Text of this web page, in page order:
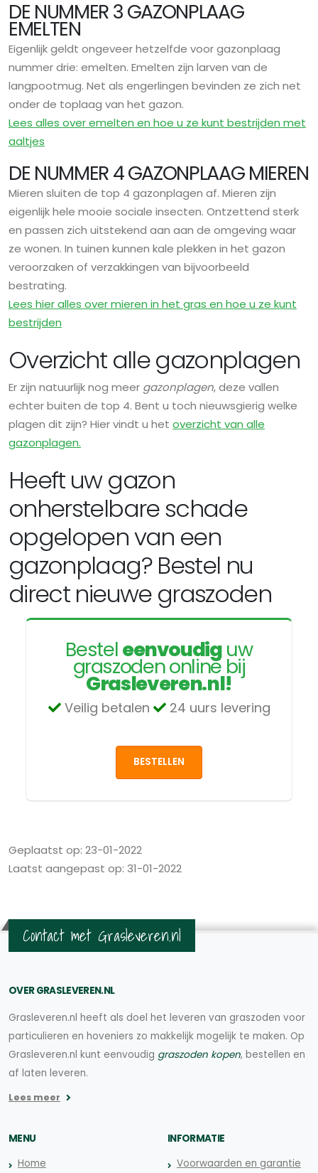
DE NUMMER 3 GAZONPLAAG
EMELTEN
Eigenlijk geldt ongeveer hetzelfde voor gazonplaag
nummer drie: emelten. Emelten zijn larven van de
langpootmug. Net als engerlingen bevinden ze zich net
onder de toplaag van het gazon.
Lees alles over emelten en hoe u ze kunt bestrijden met
aaltjes
DE NUMMER 4 GAZONPLAAG MIEREN
Mieren sluiten de top 4 gazonplagen af. Mieren zijn
eigenlijk hele mooie sociale insecten. Ontzettend sterk
en passen zich uitstekend aan aan de omgeving waar
ze wonen. In tuinen kunnen kale plekken in het gazon
veroorzaken of verzakkingen van bijvoorbeeld
bestrating.
Lees hier alles over mieren in het gras en hoe u ze kunt
bestrijden
Overzicht alle gazonplagen
Er zijn natuurlijk nog meer gazonplagen, deze vallen
echter buiten de top 4. Bent u toch nieuwsgierig welke
plagen dit zijn? Hier vindt u het overzicht van alle
gazonplagen.
Heeft uw gazon
onherstelbare schade
opgelopen van een
gazonplaag? Bestel nu
direct nieuwe graszoden
Besteleenvoudiguw
graszoden online bij
Grasleveren.nl!
Veilig betalen 24 uurs levering
BESTELLEN
Geplaatst op: 23-01-2022
Laatst aangepast op: 31-01-2022
Contact met Grasleveren.nl
OVER GRASLEVEREN.NL
Grasleveren.nl heeft als doel het leveren van graszoden voor
particulieren en hoveniers zo makkelijk mogelijk te maken. Op
Grasleveren.nl kunt eenvoudig graszoden kopen, bestellen en
af laten leveren.
Lees meer
MENU
Home
INFORMATIE
Voorwaarden en garantie